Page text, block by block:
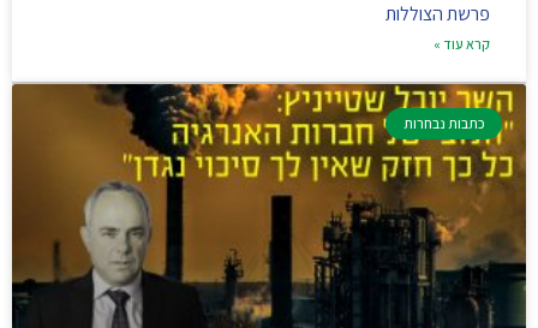
פרשת הצוללות
קרא עוד »
כתבות נבחרות